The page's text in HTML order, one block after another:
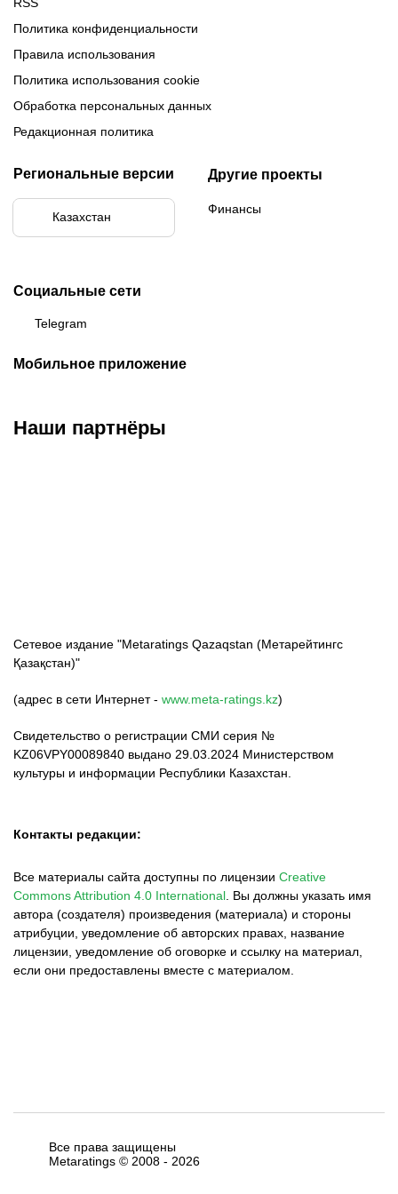
RSS
Политика конфиденциальности
Правила использования
Политика использования cookie
Обработка персональных данных
Редакционная политика
Региональные версии
Казахстан
Другие проекты
Финансы
Социальные сети
Telegram
Мобильное приложение
Наши партнёры
Сетевое издание "Metaratings Qazaqstan (Метарейтингс
Қазақстан)"
(адрес в сети Интернет - www.meta-ratings.kz)
Свидетельство о регистрации СМИ серия №
KZ06VPY00089840 выдано 29.03.2024 Министерством
культуры и информации Республики Казахстан.
Контакты редакции:
Все материалы сайта доступны по лицензии Creative
Commons Attribution 4.0 International. Вы должны указать имя
автора (создателя) произведения (материала) и стороны
атрибуции, уведомление об авторских правах, название
лицензии, уведомление об оговорке и ссылку на материал,
если они предоставлены вместе с материалом.
Все права защищены
Metaratings © 2008 - 2026